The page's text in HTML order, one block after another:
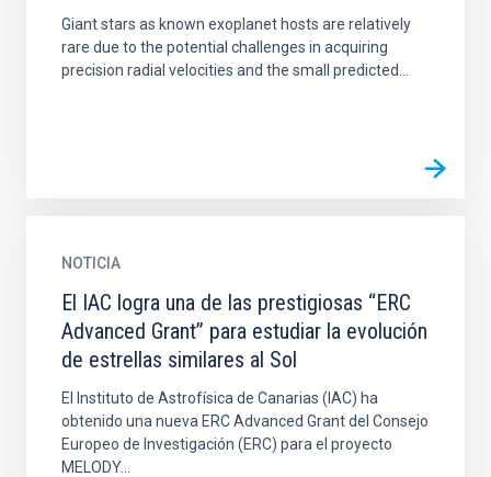
Giant stars as known exoplanet hosts are relatively
rare due to the potential challenges in acquiring
precision radial velocities and the small predicted...
NOTICIA
El IAC logra una de las prestigiosas “ERC
Advanced Grant” para estudiar la evolución
de estrellas similares al Sol
El Instituto de Astrofísica de Canarias (IAC) ha
obtenido una nueva ERC Advanced Grant del Consejo
Europeo de Investigación (ERC) para el proyecto
MELODY...